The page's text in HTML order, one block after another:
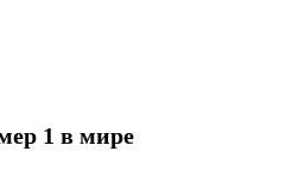
1 в мире